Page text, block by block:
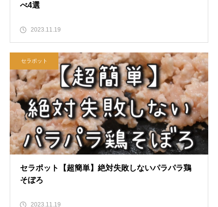
べ4選
2023.11.19
セラポット
セラポット【超簡単】絶対失敗しないパラパラ鶏
そぼろ
2023.11.19